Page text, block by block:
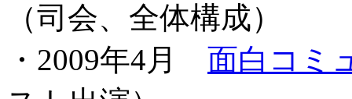
（司会、全体構成）
・2009年4月 面白コミ